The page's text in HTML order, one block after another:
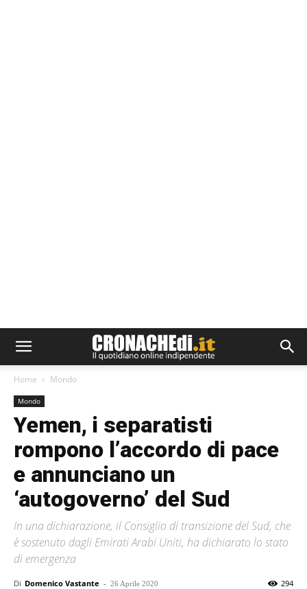
Home Mondo
Mondo
Yemen, i separatisti
rompono l’accordo di pace
e annunciano un
‘autogoverno’ del Sud
In una dichiarazione, il Consiglio di transizione del Sud, che
è sostenuto dagli Emirati Arabi Uniti, ha dichiarato lo stato
di emergenza
Di Domenico Vastante - 26 Aprile 2020 294